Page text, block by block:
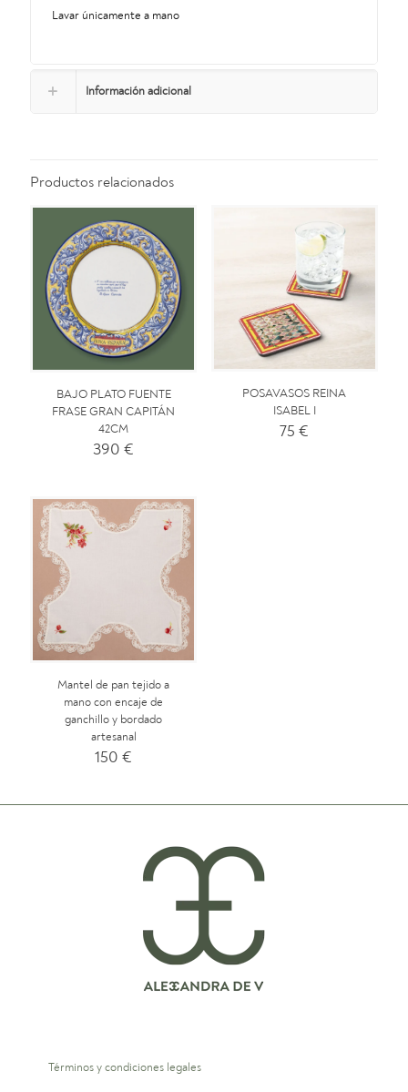
Lavar únicamente a mano
Información adicional
Productos relacionados
BAJO PLATO FUENTE
FRASE GRAN CAPITÁN
42CM
390€
POSAVASOS REINA
ISABEL I
75€
Mantel de pan tejido a
mano con encaje de
ganchillo y bordado
artesanal
150€
Términos y condiciones legales